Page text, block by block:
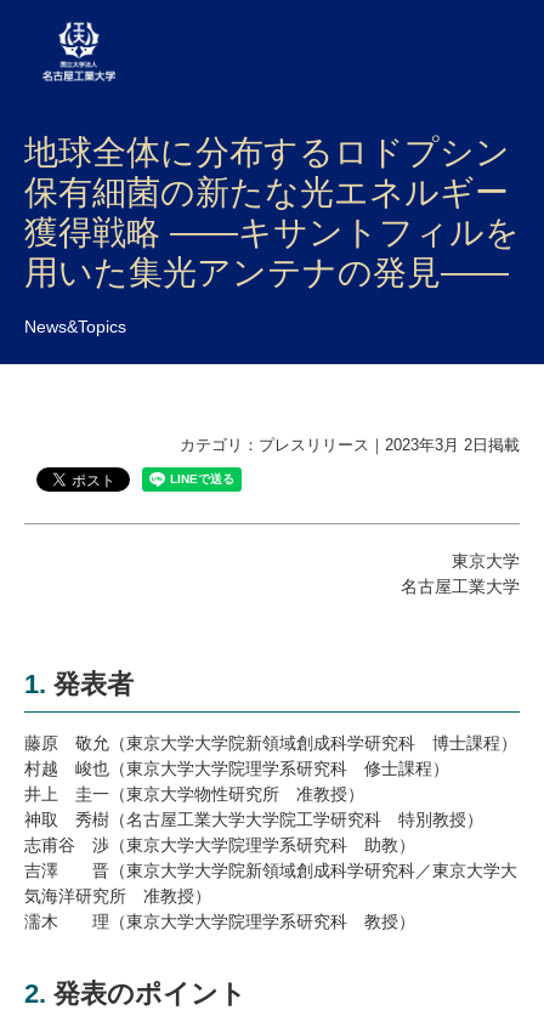
大学案内
学部・大学院・センター
入試
研究・産学官連携
国際交流
企業・研究者
アクセス
キャンパスマップ お問い合わせ English 資料請求
地球全体に分布するロドプシン
保有細菌の新たな光エネルギー
獲得戦略 ――キサントフィルを
用いた集光アンテナの発見――
News&Topics
カテゴリ：プレスリリース｜2023年3月 2日掲載
東京大学
名古屋工業大学
1. 発表者
藤原 敬允（東京大学大学院新領域創成科学研究科 博士課程）
村越 峻也（東京大学大学院理学系研究科 修士課程）
井上 圭一（東京大学物性研究所 准教授）
神取 秀樹（名古屋工業大学大学院工学研究科 特別教授）
志甫谷 渉（東京大学大学院理学系研究科 助教）
吉澤 晋（東京大学大学院新領域創成科学研究科／東京大学大
気海洋研究所 准教授）
濡木 理（東京大学大学院理学系研究科 教授）
2. 発表のポイント